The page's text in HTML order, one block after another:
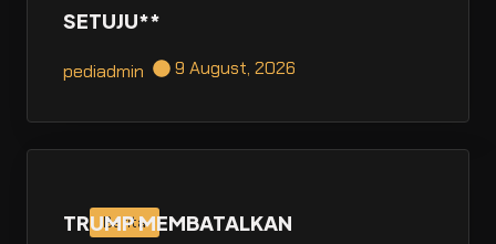
SETUJU**
pediadmin 9 August, 2026
Berita
TRUMP MEMBATALKAN